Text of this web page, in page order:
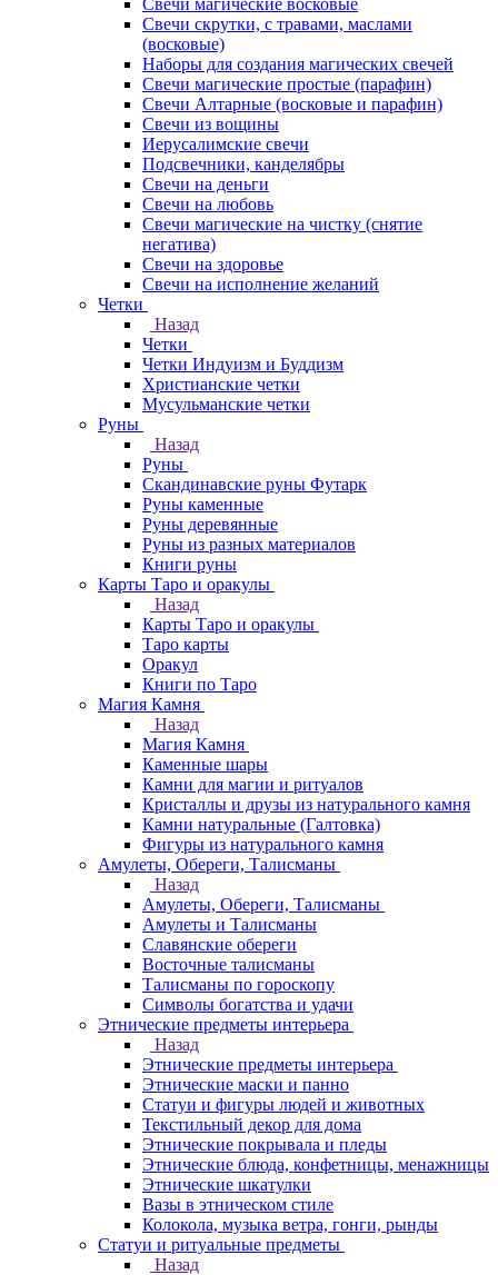
Свечи магические восковые
Свечи скрутки, с травами, маслами
(восковые)
Наборы для создания магических свечей
Свечи магические простые (парафин)
Свечи Алтарные (восковые и парафин)
Свечи из вощины
Иерусалимские свечи
Подсвечники, канделябры
Свечи на деньги
Свечи на любовь
Свечи магические на чистку (снятие
негатива)
Свечи на здоровье
Свечи на исполнение желаний
Четки
Назад
Четки
Четки Индуизм и Буддизм
Христианские четки
Мусульманские четки
Руны
Назад
Руны
Скандинавские руны Футарк
Руны каменные
Руны деревянные
Руны из разных материалов
Книги руны
Карты Таро и оракулы
Назад
Карты Таро и оракулы
Таро карты
Оракул
Книги по Таро
Магия Камня
Назад
Магия Камня
Каменные шары
Камни для магии и ритуалов
Кристаллы и друзы из натурального камня
Камни натуральные (Галтовка)
Фигуры из натурального камня
Амулеты, Обереги, Талисманы
Назад
Амулеты, Обереги, Талисманы
Амулеты и Талисманы
Славянские обереги
Восточные талисманы
Талисманы по гороскопу
Символы богатства и удачи
Этнические предметы интерьера
Назад
Этнические предметы интерьера
Этнические маски и панно
Статуи и фигуры людей и животных
Текстильный декор для дома
Этнические покрывала и пледы
Этнические блюда, конфетницы, менажницы
Этнические шкатулки
Вазы в этническом стиле
Колокола, музыка ветра, гонги, рынды
Статуи и ритуальные предметы
Назад